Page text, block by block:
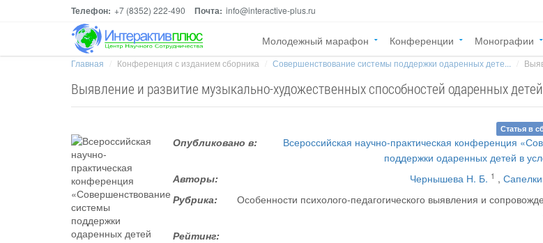
Телефон: +7 (8352) 222-490 Почта: info@interactive-plus.ru
Молодежный марафон Конференции Монографии
Главная Конференция с изданием сборника Совершенствование системы поддержки одаренных дете...
Выявление и развитие музыкально-художественных способностей одаренных детей
Статья в
Опубликовано в:
Всероссийская научно-практическая конференция
поддержки одаренных детей в
Авторы:
Чернышева Н. Б. 1 ,
Рубрика:
Особенности психолого-педагогического выявления и
Рейтинг: